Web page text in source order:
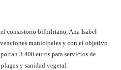
consistorio bilbilitano, Ana Isabel
municipales y con el objetivo
3.400 euros para servicios de
y sanidad vegetal.